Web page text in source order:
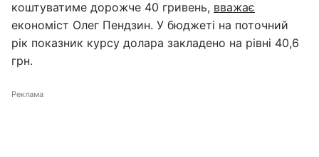
коштуватиме дорожче 40 гривень, вважає
економіст Олег Пендзин. У бюджеті на поточний
рік показник курсу долара закладено на рівні 40,6
грн.
Реклама